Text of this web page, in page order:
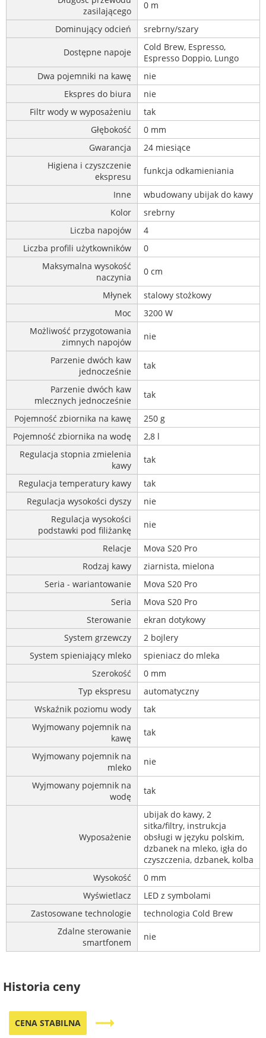
zasilającego
0 m
Dominujący odcień srebrny/szary
Dostępne napoje
Cold Brew, Espresso,
Espresso Doppio, Lungo
Dwa pojemniki na kawę
nie
Ekspres do biura
nie
Filtr wody w wyposażeniu
tak
Głębokość
0 mm
Gwarancja
24 miesiące
Higiena i czyszczenie
ekspresu
funkcja odkamieniania
Inne
wbudowany ubijak do kawy
Kolor
srebrny
Liczba napojów
4
Liczba profili użytkowników
0
Maksymalna wysokość
naczynia
0 cm
Młynek
stalowy stożkowy
Moc
3200 W
Możliwość przygotowania
zimnych napojów
nie
Parzenie dwóch kaw
jednocześnie
tak
Parzenie dwóch kaw
mlecznych jednocześnie
tak
Pojemność zbiornika na kawę
250 g
Pojemność zbiornika na wodę
2,8 l
Regulacja stopnia zmielenia
kawy
tak
Regulacja temperatury kawy
tak
Regulacja wysokości dyszy
nie
Regulacja wysokości
podstawki pod filiżankę
nie
Relacje
Mova S20 Pro
Rodzaj kawy
ziarnista, mielona
Seria - wariantowanie
Mova S20 Pro
Seria
Mova S20 Pro
Sterowanie
ekran dotykowy
System grzewczy
2 bojlery
System spieniający mleko
spieniacz do mleka
Szerokość
0 mm
Typ ekspresu
automatyczny
Wskaźnik poziomu wody
tak
Wyjmowany pojemnik na
kawę
tak
Wyjmowany pojemnik na
mleko
nie
Wyjmowany pojemnik na
wodę
tak
Wyposażenie
ubijak do kawy, 2
sitka/filtry, instrukcja
obsługi w języku polskim,
dzbanek na mleko, igła do
czyszczenia, dzbanek, kolba
Wysokość
0 mm
Wyświetlacz
LED z symbolami
Zastosowane technologie
technologia Cold Brew
Zdalne sterowanie
smartfonem
nie
Historia ceny
CENA STABILNA trending_flat